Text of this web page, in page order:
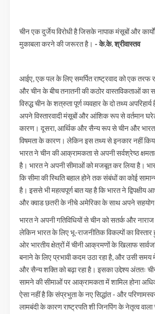
चीन एक दुर्जेय विरोधी है जिसके नापाक मंसूबों और कार्यों
मुकाबला करने की जरूरत है। - के.के. श्रीवास्तव
आईए, एक पल के लिए समर्पित राष्ट्रवाद को एक तरफ
और चीन के बीच तनातनी की कठोर वास्तविकताओं का
विरुद्ध चीन के शत्रुता पूर्ण व्यवहार के दो तथ्य
अपने विस्तारवादी मंसूबों और आंशिक रूप से वर्तमान
कारण। दूसरा, आर्थिक और सैन्य रूप से चीन और भारत
विषमता के कारण। लेकिन इस तथ्य से इनकार नहीं
भारत ने चीन की आक्रामकता से अपनी सर्वश्रेष्ठ
है। भारत ने अपनी सीमाओं को मजबूत कर लिया है।
कि सीमा की स्थिति बहाल होने तक संबंधों का कोई
है। इससे भी महत्वपूर्ण बात यह है कि भारत ने द्विपक्षीय
और क्वाड छतरी के नीचे अमेरिका के साथ अपने सहयोग
भारत ने अपनी गतिविधियों से चीन को सतर्क और नाराज
लेकिन भारत के लिए भू-राजनीतिक विकल्पों का
ओर भारतीय क्षेत्रों में चीनी आक्रमणों के खिलाफ
बनाने के लिए प्रभावी कदम उठा रहा है, और उसी समय
और सैन्य शक्ति को बढ़ा रहा है। इसका उद्देश्य अंततः
सामने की सीमाओं पर आक्रामकता में शामिल होना
ऐसा नहीं है कि संप्रभुता के नए सिद्धांत - और
लामबंदी के कारण राष्ट्रपति शी जिनपिंग के नेतृत्व